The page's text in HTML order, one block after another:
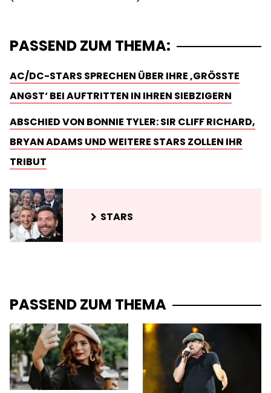
PASSEND ZUM THEMA:
AC/DC-STARS SPRECHEN ÜBER IHRE ‚GRÖSSTE A
NGST‘ BEI AUFTRITTEN IN IHREN SIEBZIGERN
ABSCHIED VON BONNIE TYLER: SIR CLIFF RICHARD,
BRYAN ADAMS UND WEITERE STARS ZOLLEN IHR
TRIBUT
STARS
PASSEND ZUM THEMA